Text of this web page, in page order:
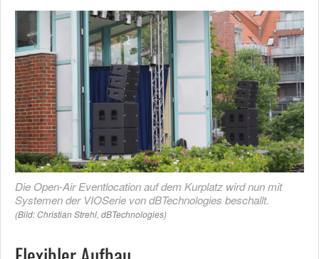
Die Open-Air Eventlocation auf dem Kurplatz wird nun mit
Systemen der VIOSerie von dBTechnologies beschallt.
(Bild: Christian Strehl, dBTechnologies)